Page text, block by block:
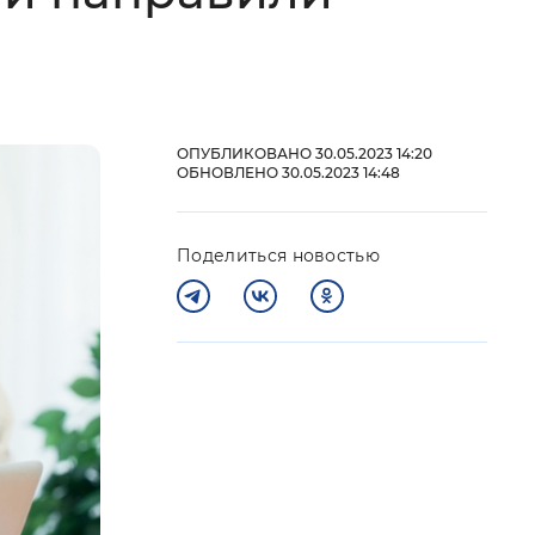
ОПУБЛИКОВАНО 30.05.2023 14:20
ОБНОВЛЕНО 30.05.2023 14:48
Поделиться новостью